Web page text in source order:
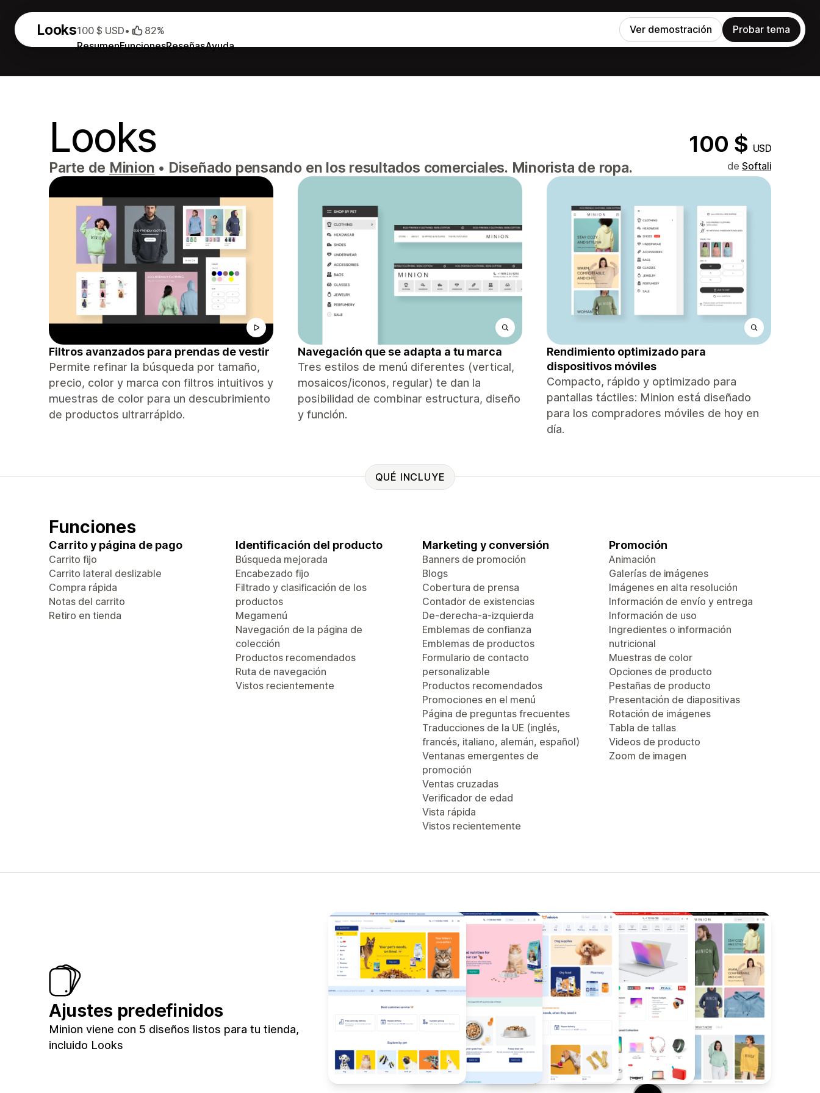
Looks
ResumenFuncionesReseñasAyuda
100 $ USD• 82% Ver demostración Probar tema
Looks 100 $ USD
Parte de Minion • Diseñado pensando en los resultados comerciales. Minorista de ropa. de Softali
Filtros avanzados para prendas de vestir
Permite refinar la búsqueda por tamaño,
precio, color y marca con filtros intuitivos y
muestras de color para un descubrimiento
de productos ultrarrápido.
Navegación que se adapta a tu marca
Tres estilos de menú diferentes (vertical,
mosaicos/iconos, regular) te dan la
posibilidad de combinar estructura, diseño
y función.
Rendimiento optimizado para
dispositivos móviles
Compacto, rápido y optimizado para
pantallas táctiles: Minion está diseñado
para los compradores móviles de hoy en
día.
QUÉ INCLUYE
Funciones
Carrito y página de pago
Carrito fijo
Carrito lateral deslizable
Compra rápida
Notas del carrito
Retiro en tienda
Identificación del producto
Búsqueda mejorada
Encabezado fijo
Filtrado y clasificación de los
productos
Megamenú
Navegación de la página de
colección
Productos recomendados
Ruta de navegación
Vistos recientemente
Marketing y conversión
Banners de promoción
Blogs
Cobertura de prensa
Contador de existencias
De-derecha-a-izquierda
Emblemas de confianza
Emblemas de productos
Formulario de contacto
personalizable
Productos recomendados
Promociones en el menú
Página de preguntas frecuentes
Traducciones de la UE (inglés,
francés, italiano, alemán, español)
Ventanas emergentes de
promoción
Ventas cruzadas
Verificador de edad
Vista rápida
Vistos recientemente
Promoción
Animación
Galerías de imágenes
Imágenes en alta resolución
Información de envío y entrega
Información de uso
Ingredientes o información
nutricional
Muestras de color
Opciones de producto
Pestañas de producto
Presentación de diapositivas
Rotación de imágenes
Tabla de tallas
Videos de producto
Zoom de imagen
Ajustes predefinidos
Minion viene con 5 diseños listos para tu tienda,
incluido Looks